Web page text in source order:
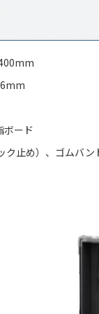
ボード
ク止め）、ゴムバン